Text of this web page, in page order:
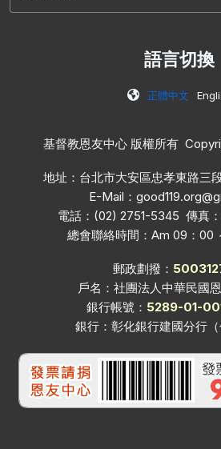
語言切換
正體中文
基督教恩友中心 版權所有
地址：台北市大安區忠孝東路三
E-Mail：
電話：(02) 2751-5345 傳真
總會聯絡時間：Am 09：00
郵政劃撥：
戶名：社團法人中華民國
銀行帳號： 5289-01-
銀行：彰化銀行建國分行